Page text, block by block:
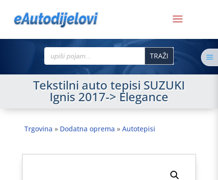
Search
for:
Tekstilni auto tepisi SUZUKI
Ignis 2017-> Elegance
Trgovina » Dodatna oprema » Autotepisi
a